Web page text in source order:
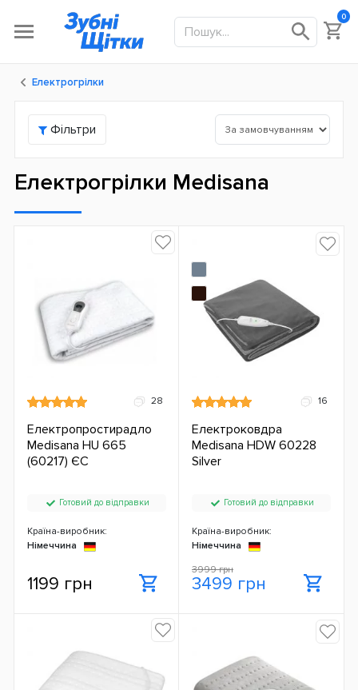
0
Електрогрілки
Фільтри
Електрогрілки Medisana
28
Електропростирадло
Medisana HU 665
(60217) ЄС
Готовий до відправки
Країна-виробник:
Німеччина
1199 грн
16
Електроковдра
Medisana HDW 60228
Silver
Готовий до відправки
Країна-виробник:
Німеччина
3999 грн
3499 грн